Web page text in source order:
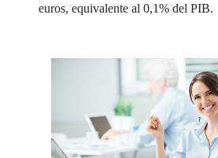
euros, equivalente al 0,1% del PIB.